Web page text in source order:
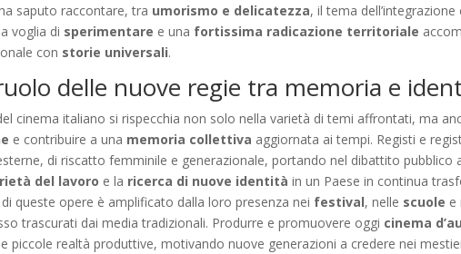
saputo raccontare, tra umorismo e delicatezza, il tema
voglia di sperimentare e una fortissima radicazione territoriale
con storie universali.
delle nuove regie tra memoria e
cinema italiano si rispecchia non solo nella varietà di temi affrontati, ma
e contribuire a una memoria collettiva aggiornata ai tempi. Registi e
di riscatto femminile e generazionale, portando nel dibattito pubblico
del lavoro e la ricerca di nuove identità in un Paese in continua
queste opere è amplificato dalla loro presenza nei festival, nelle scuole e
trascurati dai media tradizionali. Produrre e promuovere oggi cinema
piccole realtà produttive, motivando nuove generazioni a credere nei